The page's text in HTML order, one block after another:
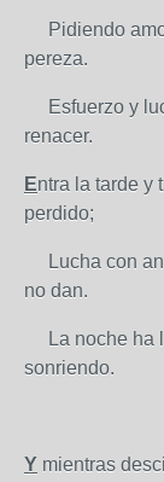
Pidiendo
pereza.
Esfuerzo y
renacer.
Entra la tarde y
perdido;
Lucha con
no dan.
La noche ha
sonriendo.
Y mientras